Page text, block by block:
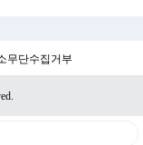
무단수집거부